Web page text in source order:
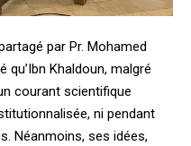
par Pr. Mohamed
qu’Ibn Khaldoun, malgré
courant scientifique
ni pendant
Néanmoins, ses idées,